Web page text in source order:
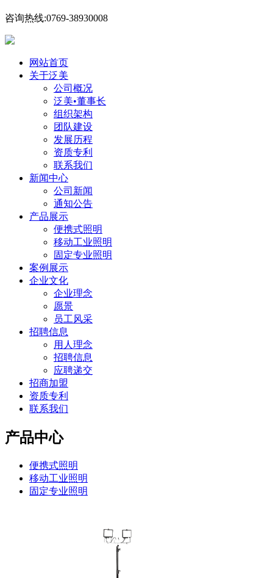
咨询热线:0769-38930008
网站首页
关于泛美
公司概况
泛美•董事长
组织架构
团队建设
发展历程
资质专利
联系我们
新闻中心
公司新闻
通知公告
产品展示
便携式照明
移动工业照明
固定专业照明
案例展示
企业文化
企业理念
愿景
员工风采
招聘信息
用人理念
招聘信息
应聘递交
招商加盟
资质专利
联系我们
产品中心
便携式照明
移动工业照明
固定专业照明